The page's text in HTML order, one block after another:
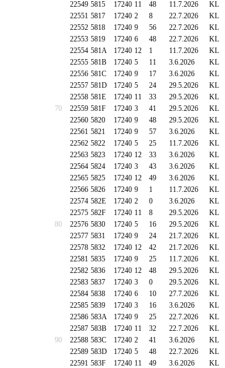
22549 5815 17240 11 48 11.7.2026 KL
22551 5817 17240 2 8 22.7.2026 KL
22552 5818 17240 9 56 22.7.2026 KL
22553 5819 17240 6 48 22.7.2026 KL
22554 581A 17240 12 1 11.7.2026 KL
22555 581B 17240 5 11 3.6.2026 KL
22556 581C 17240 9 17 3.6.2026 KL
22557 581D 17240 5 24 29.5.2026 KL
22558 581E 17240 11 33 29.5.2026 KL
70
22559 581F 17240 3 41 29.5.2026 KL
22560 5820 17240 9 48 29.5.2026 KL
22561 5821 17240 9 57 3.6.2026 KL
22562 5822 17240 5 25 11.7.2026 KL
22563 5823 17240 12 33 3.6.2026 KL
22564 5824 17240 3 43 3.6.2026 KL
22565 5825 17240 12 49 3.6.2026 KL
22566 5826 17240 9 1 11.7.2026 KL
22574 582E 17240 2 0 3.6.2026 KL
22575 582F 17240 11 8 29.5.2026 KL
80
22576 5830 17240 5 16 29.5.2026 KL
22577 5831 17240 9 24 21.7.2026 KL
22578 5832 17240 12 42 21.7.2026 KL
22581 5835 17240 9 25 11.7.2026 KL
22582 5836 17240 12 48 29.5.2026 KL
22583 5837 17240 3 0 29.5.2026 KL
22584 5838 17240 6 10 27.7.2026 KL
22585 5839 17240 3 16 3.6.2026 KL
22586 583A 17240 9 25 22.7.2026 KL
22587 583B 17240 11 32 22.7.2026 KL
90
22588 583C 17240 2 41 3.6.2026 KL
22589 583D 17240 5 48 22.7.2026 KL
22591 583F 17240 11 49 3.6.2026 KL